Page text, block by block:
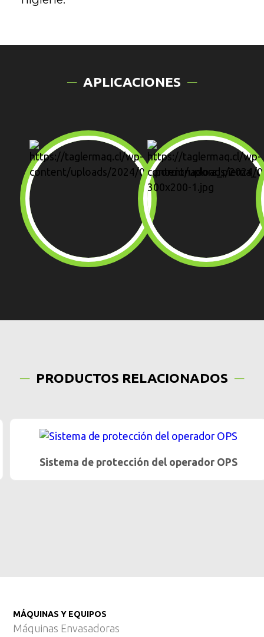
APLICACIONES
PRODUCTOS RELACIONADOS
Sistema de protección del operador OPS
MÁQUINAS Y EQUIPOS
Máquinas Envasadoras